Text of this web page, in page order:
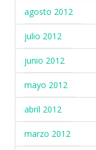
agosto 2012
julio 2012
junio 2012
mayo 2012
abril 2012
marzo 2012